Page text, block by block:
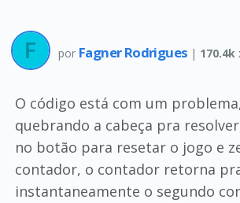
por Fagner Rodrigues | 170.4k
O código está com um
quebrando a cabeça pra
no botão para resetar o jogo e
contador, o contador retorna
instantaneamente o segundo